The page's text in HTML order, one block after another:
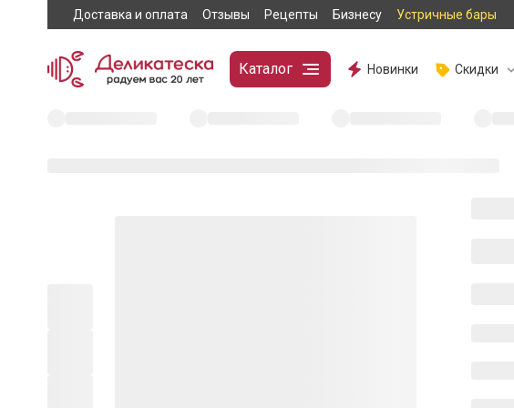
Доставка и оплата Отзывы Рецепты Бизнесу Устричные бары
Каталог Новинки Скидки